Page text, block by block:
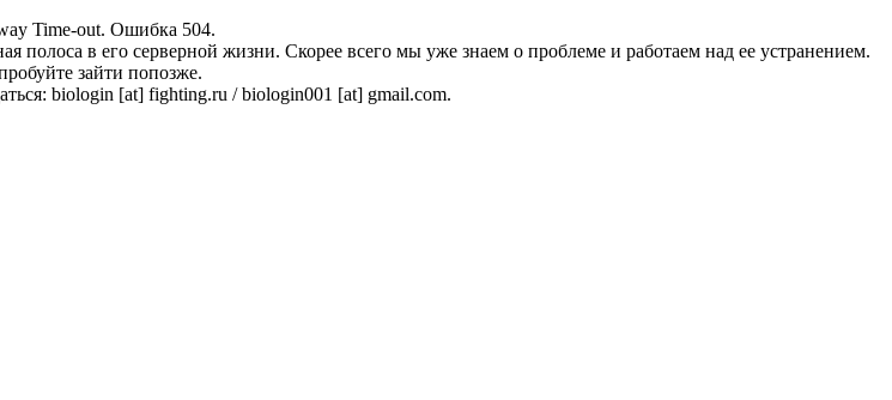
Time-out. Ошибка 504.
полоса в его серверной жизни. Скорее всего мы уже знаем о проблеме и работаем над ее устранением.
зайти попозже.
biologin [at] fighting.ru / biologin001 [at] gmail.com.